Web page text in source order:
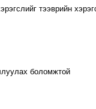
тээврийн
боломжтой